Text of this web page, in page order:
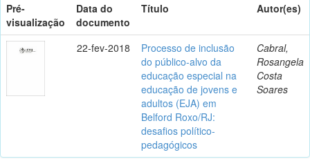
Pré-
visualização
Data do
documento
Título Autor(es)
22-fev-2018
Processo de inclusão
do público-alvo da
educação especial na
educação de jovens e
adultos (EJA) em
Belford Roxo/RJ:
desafios político-
pedagógicos
Cabral,
Rosangela
Costa
Soares